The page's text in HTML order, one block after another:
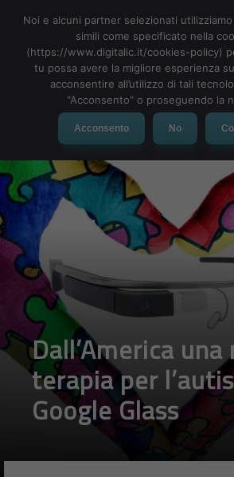
MENU
Dall’America una
terapia per
Google Glass
Noi e alcuni partner selezionati
simili come specificato nella
(https://www.digitalic.it/cookies-policy)
tu possa avere la migliore esperienza
acconsentire all’utilizzo di tali
"Acconsento" o proseguendo la
Acconsento No